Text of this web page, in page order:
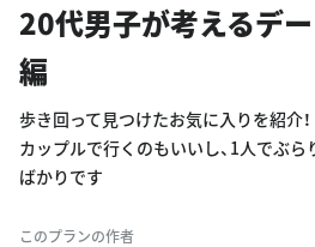
20代男子が考えるデ
編
歩き回って見つけたお気に入りを紹介！
カップルで行くのもいいし、1人でぶ
ばかりです
このプランの作者